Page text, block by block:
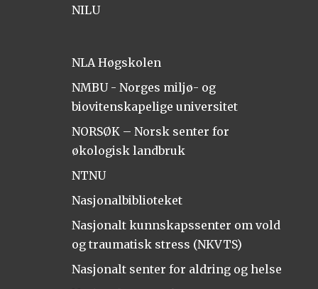
NILU
NLA Høgskolen
NMBU - Norges miljø- og
biovitenskapelige universitet
NORSØK – Norsk senter for
økologisk landbruk
NTNU
Nasjonalbiblioteket
Nasjonalt kunnskapssenter om vold
og traumatisk stress (NKVTS)
Nasjonalt senter for aldring og helse